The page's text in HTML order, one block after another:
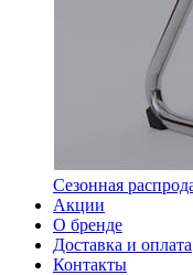
Сезонная
Акции
О бренде
Доставка и оплата
Контакты